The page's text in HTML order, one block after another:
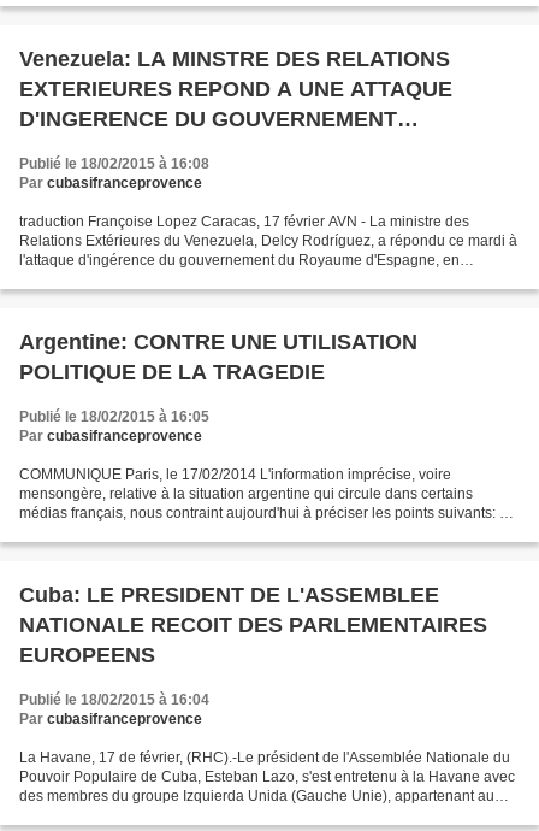
Venezuela: LA MINSTRE DES RELATIONS
EXTERIEURES REPOND A UNE ATTAQUE
D'INGERENCE DU GOUVERNEMENT
ESPAGNOL
Publié le 18/02/2015 à 16:08
Par cubasifranceprovence
traduction Françoise Lopez Caracas, 17 février AVN - La ministre des
Relations Extérieures du Venezuela, Delcy Rodríguez, a répondu ce mardi à
l'attaque d'ingérence du gouvernement du Royaume d'Espagne, en
Argentine: CONTRE UNE UTILISATION
POLITIQUE DE LA TRAGEDIE
Publié le 18/02/2015 à 16:05
Par cubasifranceprovence
COMMUNIQUE Paris, le 17/02/2014 L'information imprécise, voire
mensongère, relative à la situation argentine qui circule dans certains
médias français, nous contraint aujourd'hui à préciser les points suivants: 1)
Cuba: LE PRESIDENT DE L'ASSEMBLEE
NATIONALE RECOIT DES PARLEMENTAIRES
EUROPEENS
Publié le 18/02/2015 à 16:04
Par cubasifranceprovence
La Havane, 17 de février, (RHC).-Le président de l'Assemblée Nationale du
Pouvoir Populaire de Cuba, Esteban Lazo, s'est entretenu à la Havane avec
des membres du groupe Izquierda Unida (Gauche Unie), appartenant au